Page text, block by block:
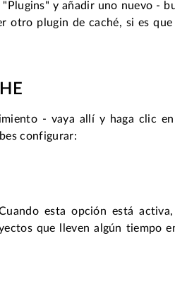
y añadir uno nuevo -
otro plugin de caché, si es
- vaya allí y haga clic
configurar:
esta opción está
que lleven algún tiempo